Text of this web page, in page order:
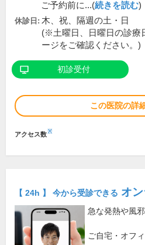
ご予約前に...(続きを読む)
休診日: 木、祝、隔週の土・日
(※土曜日、日曜日の診療
ージをご確認ください。)
初診受付
この医院の詳
アクセス数※
【 24h 】 今から受診できる オ
急な発熱や風
ご自宅・オフ